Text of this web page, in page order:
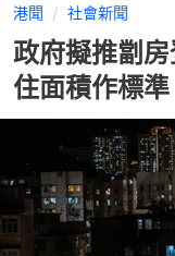
港聞 社會新聞
政府擬推劏
住面積作標